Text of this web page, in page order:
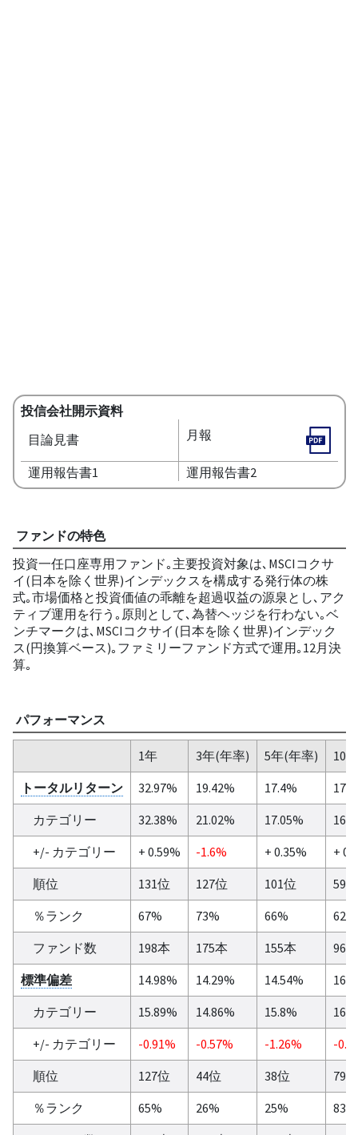
投信会社開示資料
目論見書
月報
運用報告書1 運用報告書2
ファンドの特色
投資一任口座専用ファンド｡主要投資対象は､MSCIコクサ
イ(日本を除く世界)インデックスを構成する発行体の株
式｡市場価格と投資価値の乖離を超過収益の源泉とし､アク
ティブ運用を行う｡原則として､為替ヘッジを行わない｡ベ
ンチマークは､MSCIコクサイ(日本を除く世界)インデック
ス(円換算ベース)｡ファミリーファンド方式で運用｡12月決
算｡
パフォーマンス
1年 3年(年率) 5年(年率)
10
トータルリターン
32.97% 19.42% 17.4%
カテゴリー
32.38% 21.02% 17.05%
+/- カテゴリー
+ 0.59% -1.6% + 0.35%
+
順位
131位 127位 101位
59位
％ランク
67% 73% 66%
62%
ファンド数
198本 175本 155本
96本
標準偏差
14.98% 14.29% 14.54%
カテゴリー
15.89% 14.86% 15.8%
+/- カテゴリー
-0.91% -0.57% -1.26%
-
順位
127位 44位 38位
79位
％ランク
65% 26% 25%
83%